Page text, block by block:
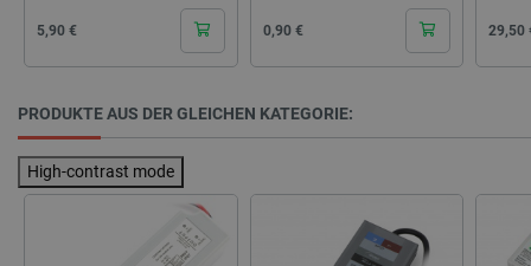
Cena
5,90 € Cena
0,90 € Cena
29,50
PRODUKTE AUS DER GLEICHEN KATEGORIE:
High-contrast mode
isListDisplay